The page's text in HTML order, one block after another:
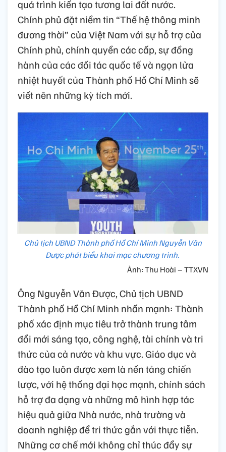
quá trình kiến tạo tương lai đất nước.
Chính phủ đặt niềm tin “Thế hệ thông minh
đương thời” của Việt Nam với sự hỗ trợ của
Chính phủ, chính quyền các cấp, sự đồng
hành của các đối tác quốc tế và ngọn lửa
nhiệt huyết của Thành phố Hồ Chí Minh sẽ
viết nên những kỳ tích mới.
Chủ tịch UBND Thành phố Hồ Chí Minh Nguyễn Văn
Được phát biểu khai mạc chương trình.
Ảnh: Thu Hoài – TTXVN
Ông Nguyễn Văn Được, Chủ tịch UBND
Thành phố Hồ Chí Minh nhấn mạnh: Thành
phố xác định mục tiêu trở thành trung tâm
đổi mới sáng tạo, công nghệ, tài chính và tri
thức của cả nước và khu vực. Giáo dục và
đào tạo luôn được xem là nền tảng chiến
lược, với hệ thống đại học mạnh, chính sách
hỗ trợ đa dạng và những mô hình hợp tác
hiệu quả giữa Nhà nước, nhà trường và
doanh nghiệp để tri thức gắn với thực tiễn.
Những cơ chế mới không chỉ thúc đẩy sự